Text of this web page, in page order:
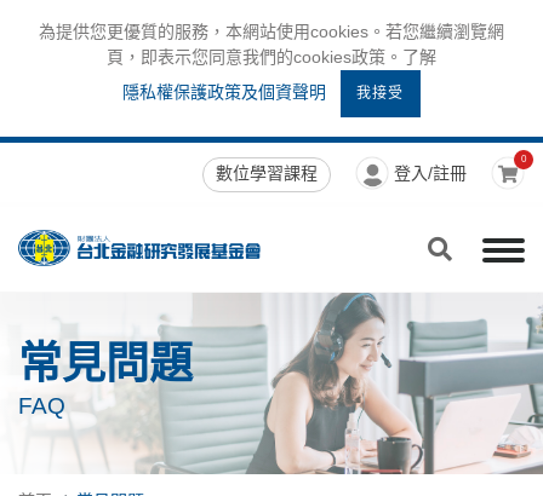
為提供您更優質的服務，本網站使用cookies。若您繼續瀏覽網
頁，即表示您同意我們的cookies政策。了解
隱私權保護政策及個資聲明
我接受
數位學習課程 登入/註冊
0
常見問題
FAQ